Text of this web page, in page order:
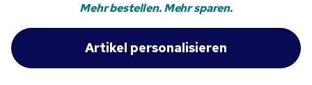
Mehr bestellen. Mehr sparen.